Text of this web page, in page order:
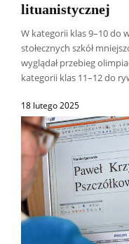
lituanistycznej
W kategorii klas 9–10 do
stołecznych szkół
wyglądał przebieg
kategorii klas 11–12 do
18 lutego 2025